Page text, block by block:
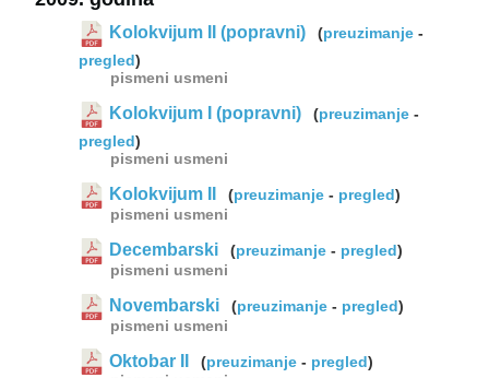
Kolokvijum II (popravni) (preuzimanje -
pregled)
pismeni usmeni
Kolokvijum I (popravni) (preuzimanje -
pregled)
pismeni usmeni
Kolokvijum II (preuzimanje - pregled)
pismeni usmeni
Decembarski (preuzimanje - pregled)
pismeni usmeni
Novembarski (preuzimanje - pregled)
pismeni usmeni
Oktobar II (preuzimanje - pregled)